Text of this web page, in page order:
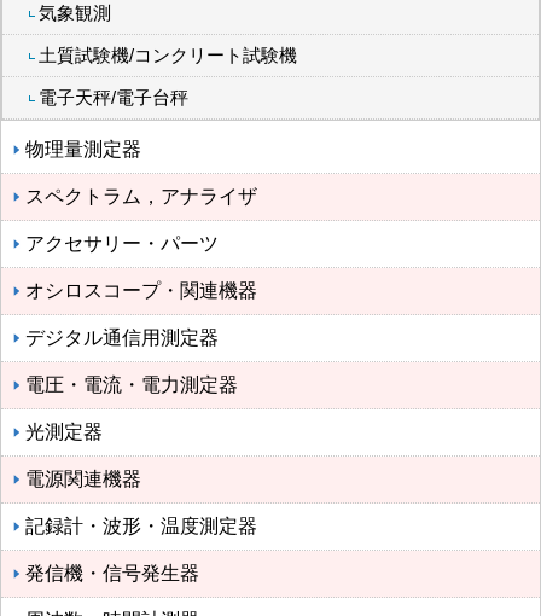
気象観測
土質試験機/コンクリート試験機
電子天秤/電子台秤
物理量測定器
スペクトラム，アナライザ
アクセサリー・パーツ
オシロスコープ・関連機器
デジタル通信用測定器
電圧・電流・電力測定器
光測定器
電源関連機器
記録計・波形・温度測定器
発信機・信号発生器